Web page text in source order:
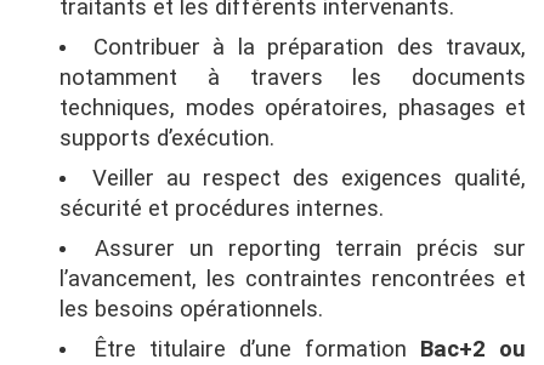
traitants et les différents intervenants.
Contribuer à la préparation des travaux,
notamment à travers les documents
techniques, modes opératoires, phasages et
supports d’exécution.
Veiller au respect des exigences qualité,
sécurité et procédures internes.
Assurer un reporting terrain précis sur
l’avancement, les contraintes rencontrées et
les besoins opérationnels.
Être titulaire d’une formation Bac+2 ou